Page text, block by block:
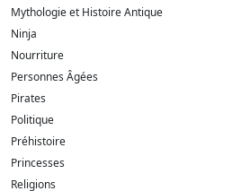
Mythologie et Histoire Antique
Ninja
Nourriture
Personnes Âgées
Pirates
Politique
Préhistoire
Princesses
Religions